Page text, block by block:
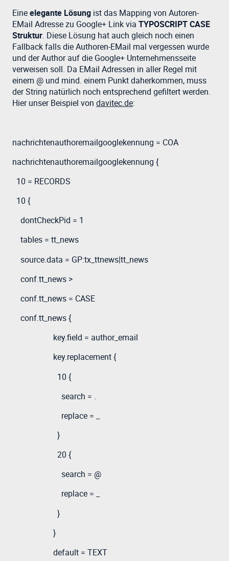
Eineelegante Lösung ist das Mapping von Autoren-
EMail Adresse zu Google+ Link via TYPOSCRIPT CASE
Struktur. Diese Lösung hat auch gleich noch einen
Fallback falls die Authoren-EMail mal vergessen wurde
und der Author auf die Google+ Unternehmensseite
verweisen soll. Da EMail Adressen in aller Regel mit
einem @ und mind. einem Punkt daherkommen, muss
der String natürlich noch entsprechend gefiltert werden.
Hier unser Beispiel von davitec.de:
nachrichtenauthoremailgooglekennung = COA
nachrichtenauthoremailgooglekennung {
10 = RECORDS
10 {
dontCheckPid = 1
tables = tt_news
source.data = GP:tx_ttnews|tt_news
conf.tt_news >
conf.tt_news = CASE
conf.tt_news {
key.field = author_email
key.replacement {
10 {
search = .
replace = _
}
20 {
search = @
replace = _
}
}
default = TEXT